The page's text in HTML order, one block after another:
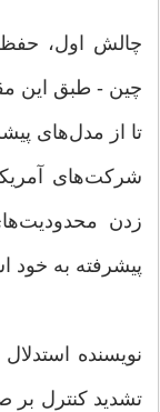
چالش اول، حفظ
چین - طبق این
تا از مدل‌های
شرکت‌های
زدن
پیشرفته به خود
نویسنده
تشدید کنترل بر